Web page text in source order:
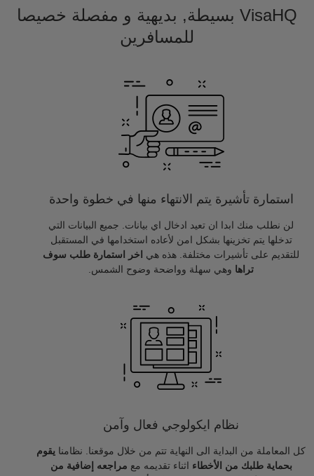
VisaHQ بسيطة, بديهية و مفصلة خصيصا
للمسافرين
استمارة تأشيرة يتم الانتهاء منها في خطوة واحدة
لن نطلب منك ابدا ان تعيد ادخال اي بيانات. جميع البيانات التي
تدخلها يتم تخزينها بشكل امن لأعاده استخدامها في المستقبل
للتقديم على تأشيرات مختلفة. هذه هي
اخر استمارة طلب سوف
تراها وهي سهلة وواضحة وضوح الشمس.
نظام ايكولوجي فعال وآمن
كل المعاملة من البداية الى النهاية تتم من خلال موقعنا. نظامنا يقوم
بحماية طلبك من الأخطاء اثناء تقديمه مع مراجعه إضافية من